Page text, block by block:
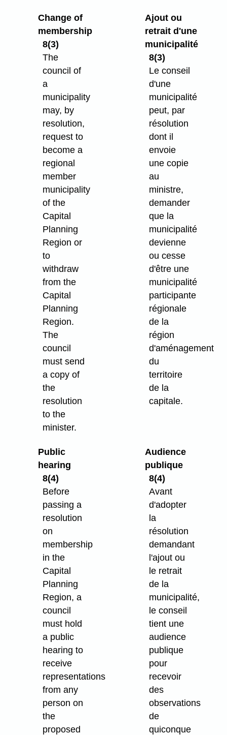
Change of
membership
8(3)
The
council of
a
municipality
may, by
resolution,
request to
become a
regional
member
municipality
of the
Capital
Planning
Region or
to
withdraw
from the
Capital
Planning
Region.
The
council
must send
a copy of
the
resolution
to the
minister.
Ajout ou
retrait d'une
municipalité
8(3)
Le conseil
d'une
municipalité
peut, par
résolution
dont il
envoie
une copie
au
ministre,
demander
que la
municipalité
devienne
ou cesse
d'être une
municipalité
participante
régionale
de la
région
d'aménagement
du
territoire
de la
capitale.
Public
hearing
8(4)
Before
passing a
resolution
on
membership
in the
Capital
Planning
Region, a
council
must hold
a public
hearing to
receive
representations
from any
person on
the
proposed
Audience
publique
8(4)
Avant
d'adopter
la
résolution
demandant
l'ajout ou
le retrait
de la
municipalité,
le conseil
tient une
audience
publique
pour
recevoir
des
observations
de
quiconque